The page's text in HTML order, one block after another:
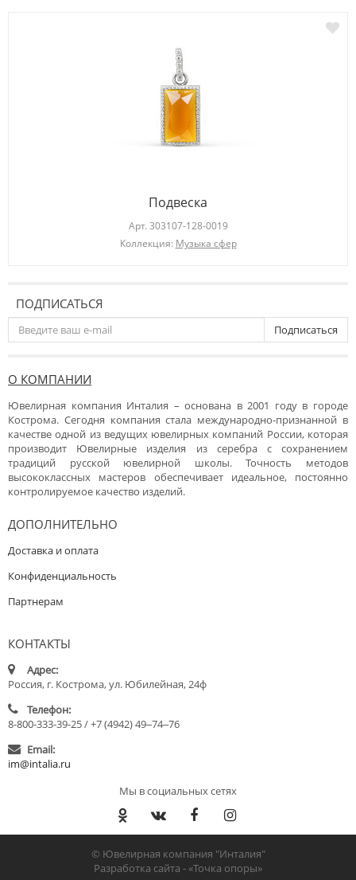
Подвеска
Арт. 303107-128-0019
Коллекция: Музыка сфер
ПОДПИСАТЬСЯ
Подписаться
О КОМПАНИИ
Ювелирная компания Инталия – основана в 2001 году в городе
Кострома. Сегодня компания стала международно-признанной в
качестве одной из ведущих ювелирных компаний России, которая
производит Ювелирные изделия из серебра с сохранением
традиций русской ювелирной школы. Точность методов
высококлассных мастеров обеспечивает идеальное, постоянно
контролируемое качество изделий.
ДОПОЛНИТЕЛЬНО
Доставка и оплата
Конфиденциальность
Партнерам
КОНТАКТЫ
Адрес:
Россия, г. Кострома, ул. Юбилейная, 24ф
Телефон:
8-800-333-39-25 / +7 (4942) 49‒74‒76
Email:
im@intalia.ru
Мы в социальных сетях
© Ювелирная компания "Инталия"
Разработка сайта -«Точка опоры»